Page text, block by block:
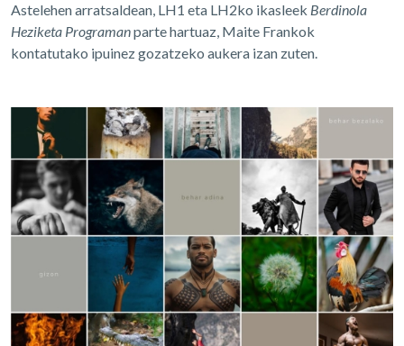
Astelehen arratsaldean, LH1 eta LH2ko ikasleek Berdinola
Heziketa Programanparte hartuaz, Maite Frankok
kontatutako ipuinez gozatzeko aukera izan zuten.